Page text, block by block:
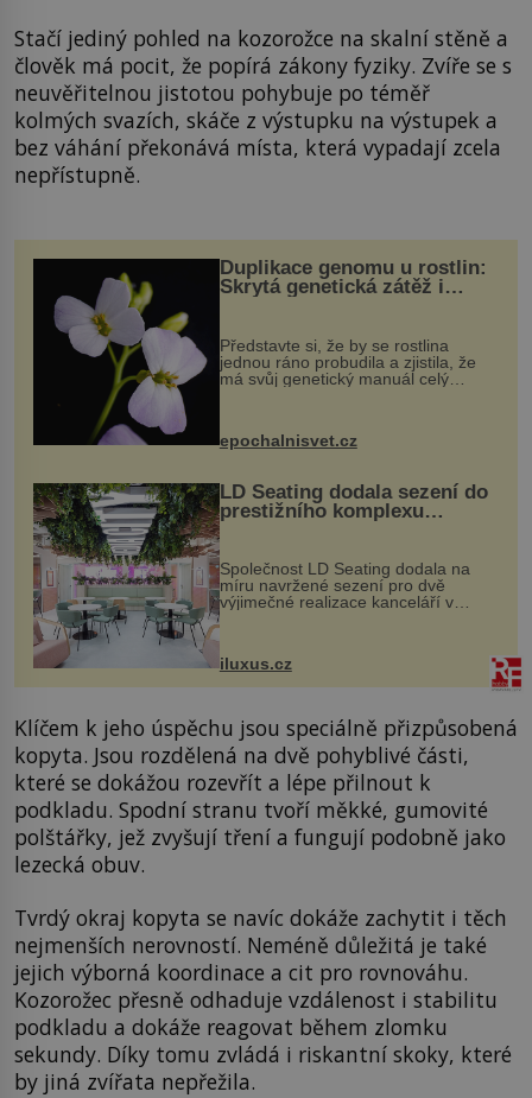
Stačí jediný pohled na kozorožce na skalní stěně a
člověk má pocit, že popírá zákony fyziky. Zvíře se s
neuvěřitelnou jistotou pohybuje po téměř
kolmých svazích, skáče z výstupku na výstupek a
bez váhání překonává místa, která vypadají zcela
nepřístupně.
Duplikace genomu u rostlin:
Skrytá genetická zátěž i
Představte si, že by se rostlina
jednou ráno probudila a zjistila, že
má svůj genetický manuál celý
vstupenka...
epochalnisvet.cz
LD Seating dodala sezení do
prestižního komplexu
MediaCityUK v Salfordu
Společnost LD Seating dodala na
míru navržené sezení pro dvě
výjimečné realizace kanceláří v
areálu MediaCityUK v anglickém
budov Media...
iluxus.cz
Klíčem k jeho úspěchu jsou speciálně přizpůsobená
kopyta. Jsou rozdělená na dvě pohyblivé části,
které se dokážou rozevřít a lépe přilnout k
podkladu. Spodní stranu tvoří měkké, gumovité
polštářky, jež zvyšují tření a fungují podobně jako
lezecká obuv.
Tvrdý okraj kopyta se navíc dokáže zachytit i těch
nejmenších nerovností. Neméně důležitá je také
jejich výborná koordinace a cit pro rovnováhu.
Kozorožec přesně odhaduje vzdálenost i stabilitu
podkladu a dokáže reagovat během zlomku
sekundy. Díky tomu zvládá i riskantní skoky, které
by jiná zvířata nepřežila.